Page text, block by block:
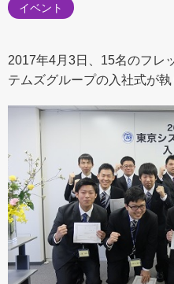
イベント
2017年4月3日、15名のフレ
テムズグループの入社式が執